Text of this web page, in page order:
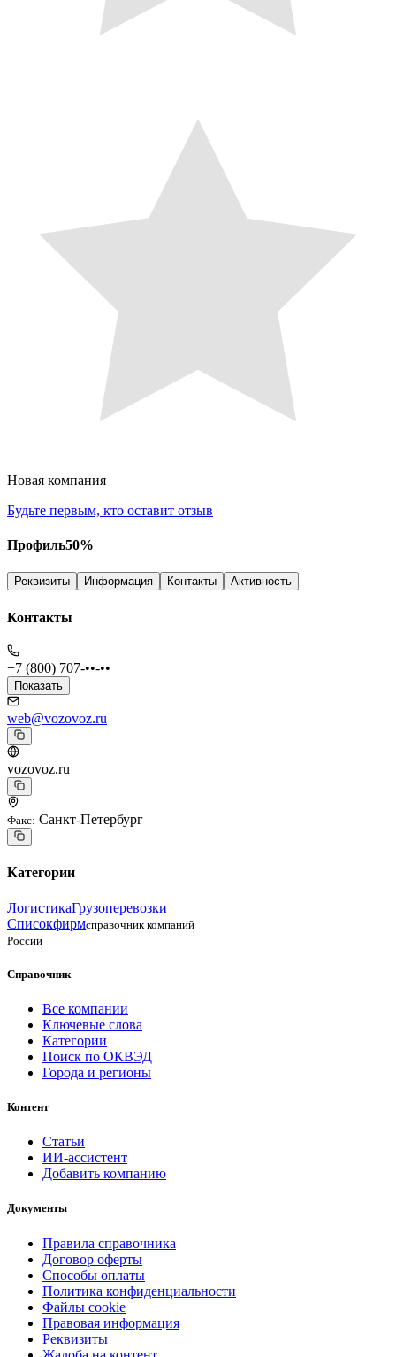
Новая компания
Будьте первым, кто оставит отзыв
Профиль50%
Реквизиты Информация Контакты Активность
Контакты
+7 (800) 707-••-••
Показать
web@vozovoz.ru
vozovoz.ru
Факс: Санкт-Петербург
Категории
ЛогистикаГрузоперевозки
Списокфирмсправочник компаний
России
Справочник
Все компании
Ключевые слова
Категории
Поиск по ОКВЭД
Города и регионы
Контент
Статьи
ИИ-ассистент
Добавить компанию
Документы
Правила справочника
Договор оферты
Способы оплаты
Политика конфиденциальности
Файлы cookie
Правовая информация
Реквизиты